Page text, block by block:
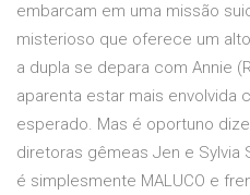
embarcam em uma missão
misterioso que oferece um
a dupla se depara com Annie
aparenta estar mais envolvida
esperado. Mas é oportuno
diretoras gêmeas Jen e Sylvia
é simplesmente MALUCO e